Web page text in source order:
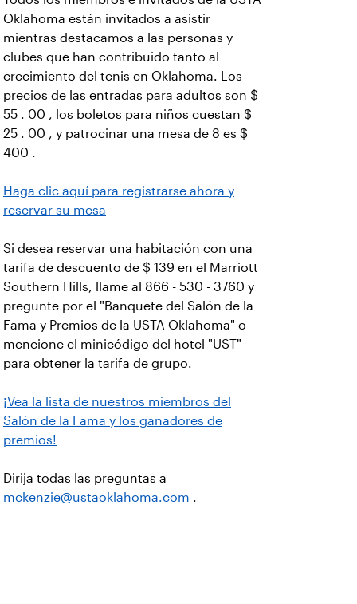
Oklahoma están invitados a asistir
mientras destacamos a las personas y
clubes que han contribuido tanto al
crecimiento del tenis en Oklahoma. Los
precios de las entradas para adultos son $
55 . 00 , los boletos para niños cuestan $
25 . 00 , y patrocinar una mesa de 8 es $
400 .
Haga clic aquí para registrarse ahora y
reservar su mesa
Si desea reservar una habitación con una
tarifa de descuento de $ 139 en el Marriott
Southern Hills, llame al 866 - 530 - 3760 y
pregunte por el "Banquete del Salón de la
Fama y Premios de la USTA Oklahoma" o
mencione el minicódigo del hotel "UST"
para obtener la tarifa de grupo.
¡Vea la lista de nuestros miembros del
Salón de la Fama y los ganadores de
premios!
Dirija todas las preguntas a
mckenzie@ustaoklahoma.com .